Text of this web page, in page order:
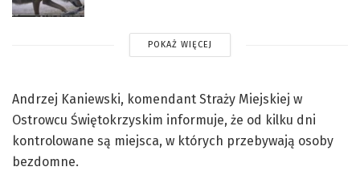
POKAŻ WIĘCEJ
Andrzej Kaniewski, komendant Straży Miejskiej w
Ostrowcu Świętokrzyskim informuje, że od kilku dni
kontrolowane są miejsca, w których przebywają osoby
bezdomne.